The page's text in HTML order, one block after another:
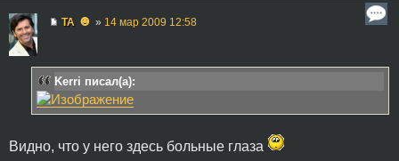
TA ☻ » 14 мар 2009 12:58
Kerri писал(а):
Видно, что у него здесь больные глаза